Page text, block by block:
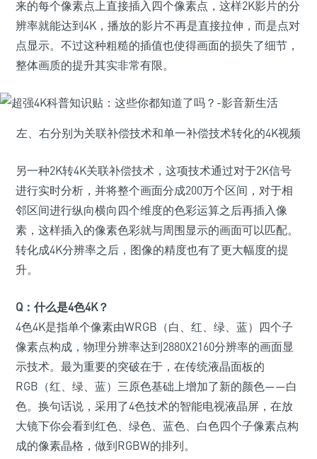
来的每个像素点上直接插入四个像素点，这样2K影片的分
辨率就能达到4K，播放的影片不再是直接拉伸，而是点对
点显示。不过这种粗糙的插值也使得画面的损失了细节，
整体画质的提升其实非常有限。
左、右分别为关联补偿技术和单一补偿技术转化的4K视频
另一种2K转4K关联补偿技术，这项技术通过对于2K信号
进行实时分析，并将整个画面分成200万个区间，对于相
邻区间进行纵向横向四个维度的色彩运算之后再插入像
素，这样插入的像素色彩就与周围显示的画面可以匹配。
转化成4K分辨率之后，图像的精度也有了更大幅度的提
升。
Q： 什么是4色4K？
4色4K是指单个像素由WRGB（白、红、绿、蓝）四个子
像素点构成，物理分辨率达到2880X2160分辨率的画面显
示技术。最为重要的突破在于，在传统液晶面板的
RGB（红、绿、蓝）三原色基础上增加了新的颜色——白
色。换句话说，采用了4色技术的智能电视液晶屏，在放
大镜下你会看到红色、绿色、蓝色、白色四个子像素点构
成的像素晶格，做到RGBW的排列。